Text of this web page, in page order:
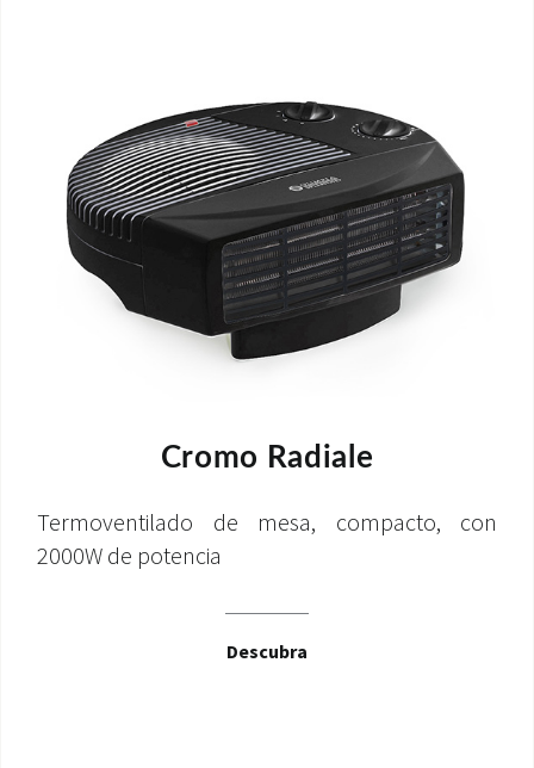
Cromo Radiale
Termoventilado de mesa, compacto, con
2000W de potencia
Descubra